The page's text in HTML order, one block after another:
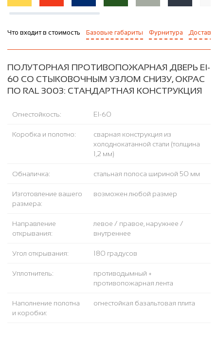
Что входит в стоимость Базовые габариты Фурнитура Доставка
ПОЛУТОРНАЯ ПРОТИВОПОЖАРНАЯ ДВЕРЬ EI-
60 СО СТЫКОВОЧНЫМ УЗЛОМ СНИЗУ, ОКРАС
ПО RAL 3003: СТАНДАРТНАЯ КОНСТРУКЦИЯ
Огнестойкость: EI-60
Коробка и полотно:
сварная конструкция из
холоднокатанной стали (толщина
1,2 мм)
Обналичка: стальная полоса шириной 50 мм
Изготовление вашего
размера:
возможен любой размер
Направление
открывания:
левое / правое, наружнее /
внутреннее
Угол открывания: 180 градусов
Уплотнитель:
противодымный +
противопожарная лента
Наполнение полотна
и коробки:
огнестойкая базальтовая плита